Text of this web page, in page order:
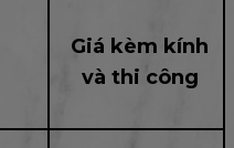
Giá kèm kính
và thi công